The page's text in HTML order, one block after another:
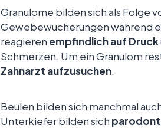
Granulome bilden sich als Folge
Gewebewucherungen während
reagieren empfindlich auf Druck
Schmerzen. Um ein Granulom
Zahnarzt aufzusuchen.
Beulen bilden sich manchmal
Unterkiefer bilden sich